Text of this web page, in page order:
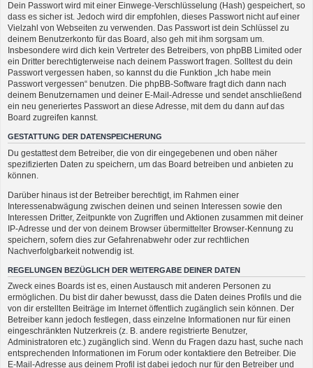
Dein Passwort wird mit einer Einwege-Verschlüsselung (Hash) gespeichert, so
dass es sicher ist. Jedoch wird dir empfohlen, dieses Passwort nicht auf einer
Vielzahl von Webseiten zu verwenden. Das Passwort ist dein Schlüssel zu
deinem Benutzerkonto für das Board, also geh mit ihm sorgsam um.
Insbesondere wird dich kein Vertreter des Betreibers, von phpBB Limited oder
ein Dritter berechtigterweise nach deinem Passwort fragen. Solltest du dein
Passwort vergessen haben, so kannst du die Funktion „Ich habe mein
Passwort vergessen“ benutzen. Die phpBB-Software fragt dich dann nach
deinem Benutzernamen und deiner E-Mail-Adresse und sendet anschließend
ein neu generiertes Passwort an diese Adresse, mit dem du dann auf das
Board zugreifen kannst.
GESTATTUNG DER DATENSPEICHERUNG
Du gestattest dem Betreiber, die von dir eingegebenen und oben näher
spezifizierten Daten zu speichern, um das Board betreiben und anbieten zu
können.
Darüber hinaus ist der Betreiber berechtigt, im Rahmen einer
Interessenabwägung zwischen deinen und seinen Interessen sowie den
Interessen Dritter, Zeitpunkte von Zugriffen und Aktionen zusammen mit deiner
IP-Adresse und der von deinem Browser übermittelter Browser-Kennung zu
speichern, sofern dies zur Gefahrenabwehr oder zur rechtlichen
Nachverfolgbarkeit notwendig ist.
REGELUNGEN BEZÜGLICH DER WEITERGABE DEINER DATEN
Zweck eines Boards ist es, einen Austausch mit anderen Personen zu
ermöglichen. Du bist dir daher bewusst, dass die Daten deines Profils und die
von dir erstellten Beiträge im Internet öffentlich zugänglich sein können. Der
Betreiber kann jedoch festlegen, dass einzelne Informationen nur für einen
eingeschränkten Nutzerkreis (z. B. andere registrierte Benutzer,
Administratoren etc.) zugänglich sind. Wenn du Fragen dazu hast, suche nach
entsprechenden Informationen im Forum oder kontaktiere den Betreiber. Die
E-Mail-Adresse aus deinem Profil ist dabei jedoch nur für den Betreiber und